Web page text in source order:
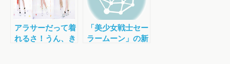
アラサーだって着
れるさ！うん、き
「美少女戦士セー
ラームーン」の新